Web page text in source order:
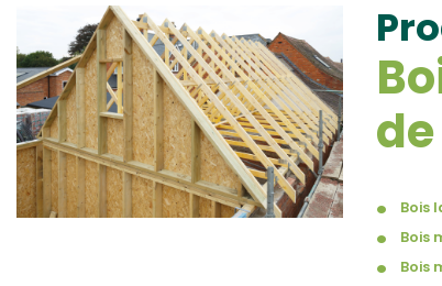
Bois
Bois
Bois